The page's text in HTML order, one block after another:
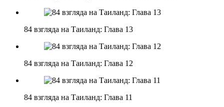
84 взгляда на Таиланд: Глава 13
84 взгляда на Таиланд: Глава 12
84 взгляда на Таиланд: Глава 11